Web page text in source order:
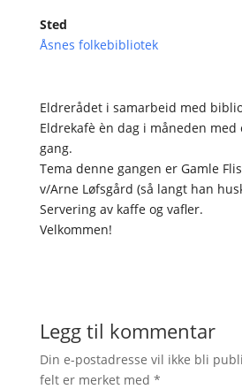
Sted
Åsnes folkebibliotek
Eldrerådet i samarbeid med
Eldrekafè èn dag i måneden
gang.
Tema denne gangen er Gamle
v/Arne Løfsgård (så langt han
Servering av kaffe og vafler.
Velkommen!
Legg til kommentar
Din e-postadresse vil ikke bli
felt er merket med *